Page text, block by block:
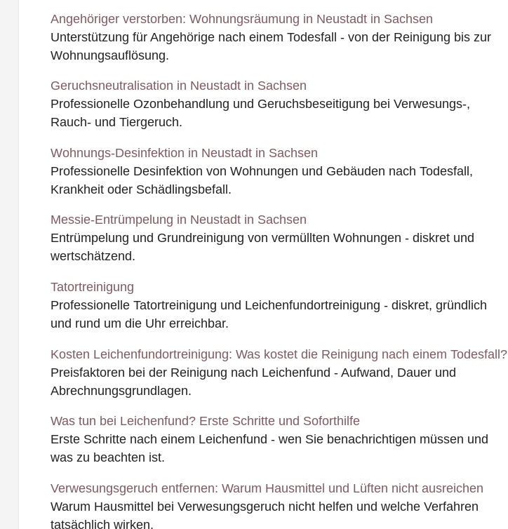
Angehöriger verstorben: Wohnungsräumung in Neustadt in Sachsen
Unterstützung für Angehörige nach einem Todesfall - von der Reinigung bis zur
Wohnungsauflösung.
Geruchsneutralisation in Neustadt in Sachsen
Professionelle Ozonbehandlung und Geruchsbeseitigung bei Verwesungs-,
Rauch- und Tiergeruch.
Wohnungs-Desinfektion in Neustadt in Sachsen
Professionelle Desinfektion von Wohnungen und Gebäuden nach Todesfall,
Krankheit oder Schädlingsbefall.
Messie-Entrümpelung in Neustadt in Sachsen
Entrümpelung und Grundreinigung von vermüllten Wohnungen - diskret und
wertschätzend.
Tatortreinigung
Professionelle Tatortreinigung und Leichenfundortreinigung - diskret, gründlich
und rund um die Uhr erreichbar.
Kosten Leichenfundortreinigung: Was kostet die Reinigung nach einem Todesfall?
Preisfaktoren bei der Reinigung nach Leichenfund - Aufwand, Dauer und
Abrechnungsgrundlagen.
Was tun bei Leichenfund? Erste Schritte und Soforthilfe
Erste Schritte nach einem Leichenfund - wen Sie benachrichtigen müssen und
was zu beachten ist.
Verwesungsgeruch entfernen: Warum Hausmittel und Lüften nicht ausreichen
Warum Hausmittel bei Verwesungsgeruch nicht helfen und welche Verfahren
tatsächlich wirken.